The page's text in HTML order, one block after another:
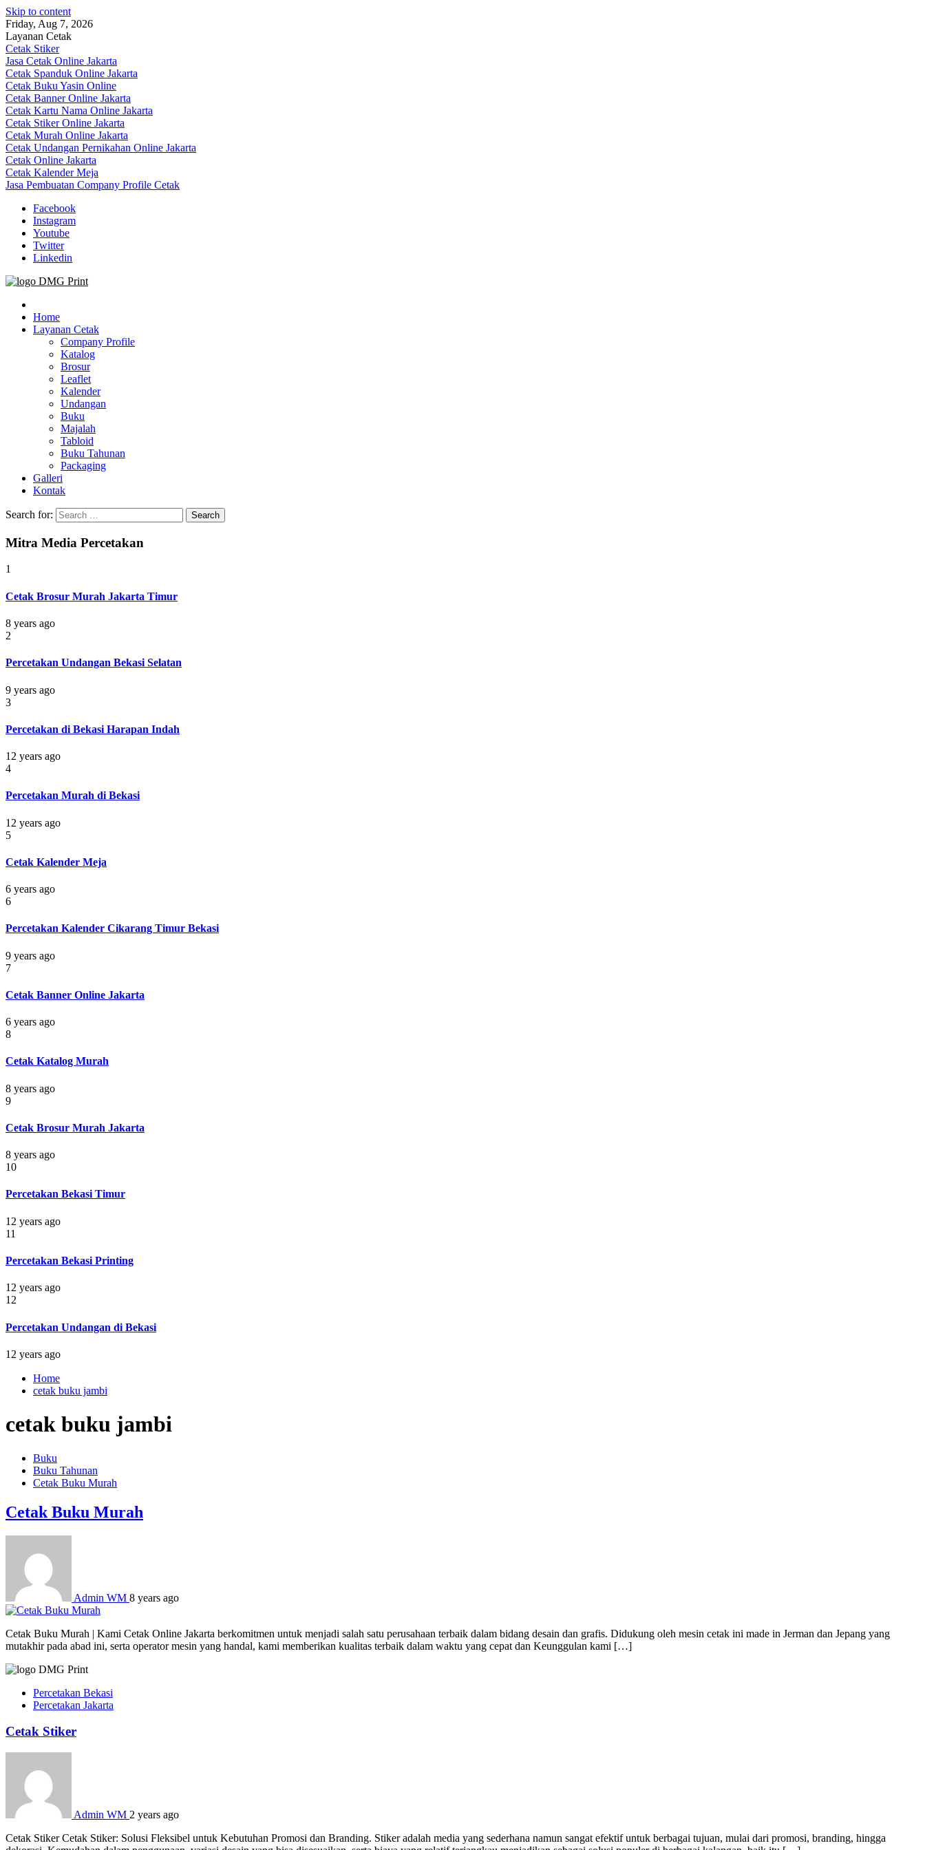
Skip to content
Friday, Aug 7, 2026
Layanan Cetak
Cetak Stiker
Jasa Cetak Online Jakarta
Cetak Spanduk Online Jakarta
Cetak Buku Yasin Online
Cetak Banner Online Jakarta
Cetak Kartu Nama Online Jakarta
Cetak Stiker Online Jakarta
Cetak Murah Online Jakarta
Cetak Undangan Pernikahan Online Jakarta
Cetak Online Jakarta
Cetak Kalender Meja
Jasa Pembuatan Company Profile Cetak
Facebook
Instagram
Youtube
Twitter
Linkedin
Jasa Cetak Online DMG Printing
Home
Layanan Cetak
Company Profile
Katalog
Brosur
Leaflet
Kalender
Undangan
Buku
Majalah
Tabloid
Buku Tahunan
Packaging
Galleri
Kontak
Search for:
Mitra Media Percetakan
1
Cetak Brosur Murah Jakarta Timur
8 years ago
2
Percetakan Undangan Bekasi Selatan
9 years ago
3
Percetakan di Bekasi Harapan Indah
12 years ago
4
Percetakan Murah di Bekasi
12 years ago
5
Cetak Kalender Meja
6 years ago
6
Percetakan Kalender Cikarang Timur Bekasi
9 years ago
7
Cetak Banner Online Jakarta
6 years ago
8
Cetak Katalog Murah
8 years ago
9
Cetak Brosur Murah Jakarta
8 years ago
10
Percetakan Bekasi Timur
12 years ago
11
Percetakan Bekasi Printing
12 years ago
12
Percetakan Undangan di Bekasi
12 years ago
Home
cetak buku jambi
cetak buku jambi
Buku
Buku Tahunan
Cetak Buku Murah
Cetak Buku Murah
Admin WM 8 years ago
Cetak Buku Murah | Kami Cetak Online Jakarta berkomitmen untuk menjadi salah satu perusahaan terbaik dalam bidang desain dan grafis. Didukung oleh mesin cetak ini made in Jerman dan Jepang yang
mutakhir pada abad ini, serta operator mesin yang handal, kami memberikan kualitas terbaik dalam waktu yang cepat dan Keunggulan kami […]
Percetakan Bekasi
Percetakan Jakarta
Cetak Stiker
Admin WM 2 years ago
Cetak Stiker Cetak Stiker: Solusi Fleksibel untuk Kebutuhan Promosi dan Branding. Stiker adalah media yang sederhana namun sangat efektif untuk berbagai tujuan, mulai dari promosi, branding, hingga